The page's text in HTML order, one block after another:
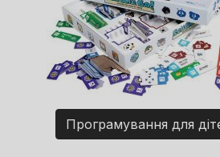
Програмування для